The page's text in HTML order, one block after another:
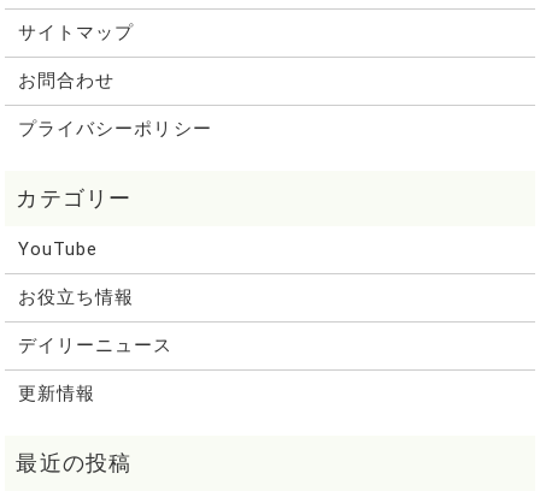
サイトマップ
お問合わせ
プライバシーポリシー
YouTube
お役立ち情報
デイリーニュース
更新情報